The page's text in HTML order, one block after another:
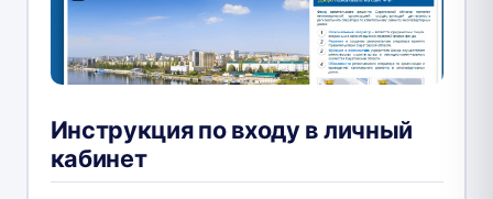
Инструкция по входу в личный
кабинет